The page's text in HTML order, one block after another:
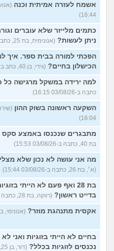
אשמח לעזרה אמיתית וכנה
16:44)
כתמים מלייזר שלא עוברים
ניתן לעשות? (אנונימית, בת 25, כתבה ב-03/08/26 16:33)
הפכתי למורה בבית ספר. איך
הכישלון בחיים? (גידי, בן 40, כתב ב-03/08/26 16:24)
למה ירידה במשקל מרגישה כל
כתבה ב-03/08/26 16:15)
השקעה ראשונה בשוק ההון
16:04)
מתבגרים שנכנסו באמצע סקס
בת 40, כתבה ב-03/08/26 15:53)
מה אני עושה לא נכון שלא
(א׳, בת 26, כתבה ב-03/08/26 15:44)
בת 28 ואף פעם לא הייתי
בדייט ראשון? (רווקה, בת 28, כתבה ב-03/08/26 15:23)
אקסית מתנהגת מוזר? (אנונימי, בן 33, כתב ב-03/08/26
בחיים לא הייתי בזוגיות ואני
נכנסים לזוגיות בכלל? (דור, בן 25, כתב ב-29/07/26 18:43)